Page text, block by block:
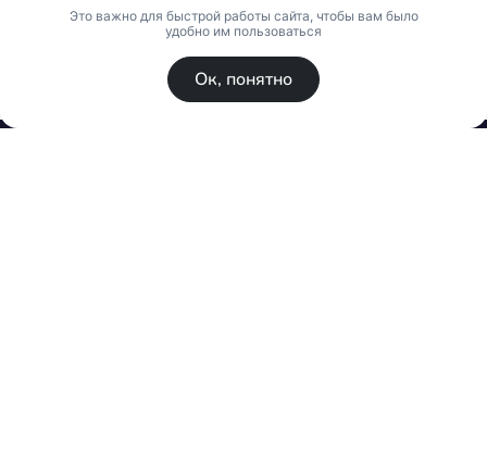
Это важно для быстрой работы сайта, чтобы вам было
удобно им пользоваться
Ок, понятно